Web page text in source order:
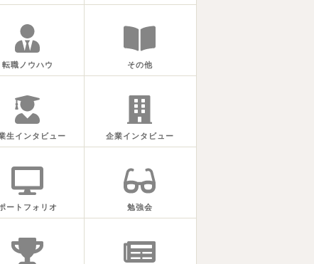
転職ノウハウ その他
生インタビュー 企業インタビュー
ートフォリオ 勉強会